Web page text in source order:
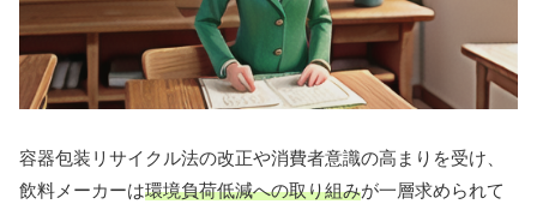
容器包装リサイクル法の改正や消費者意識の高まりを受け、
飲料メーカーは環境負荷低減への取り組みが一層求められて